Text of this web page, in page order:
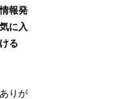
報発
に入
る
りが